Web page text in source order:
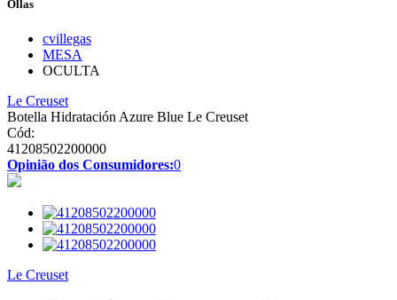
Ollas
cvillegas
MESA
OCULTA
Le Creuset
Botella Hidratación Azure Blue Le Creuset
Cód:
41208502200000
Opinião dos Consumidores:0
Le Creuset